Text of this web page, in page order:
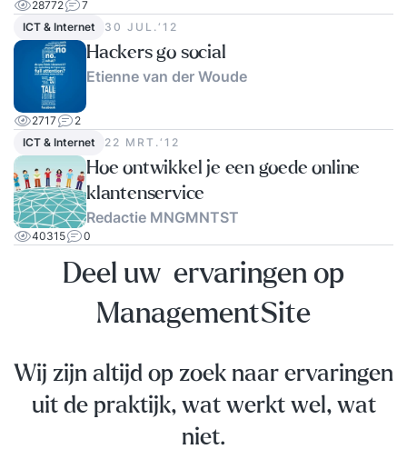
28772
7
ICT & Internet
30 JUL.‘12
Hackers go social
Etienne van der Woude
2717
2
ICT & Internet
22 MRT.‘12
Hoe ontwikkel je een goede online
klantenservice
Redactie MNGMNTST
40315 0
Deel uw ervaringen op
ManagementSite
Wij zijn altijd op zoek naar ervaringen
uit de praktijk, wat werkt wel, wat
niet.